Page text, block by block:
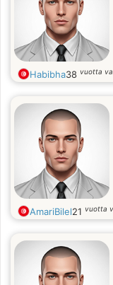
Habibha38 vuotta
AmariBilel21 vuotta